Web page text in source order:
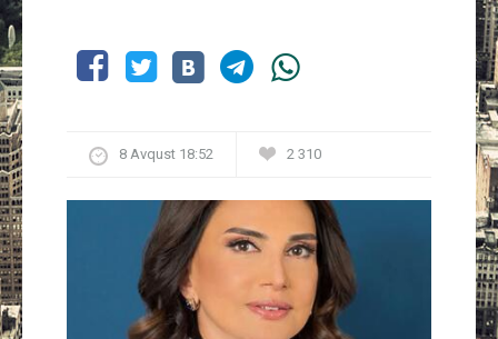
8 Avqust 18:52 2 310